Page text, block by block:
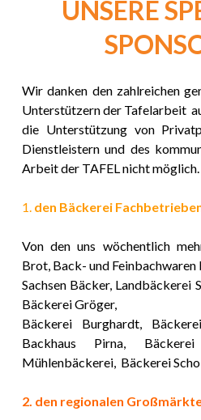
UNSERE
Wir danken den zahlreichen
Unterstützern der Tafelarbeit
die Unterstützung von
Dienstleistern und des
Arbeit der TAFEL nicht möglich.
1. den Bäckerei
Von den uns wöchentlich
Brot, Back- und
Sachsen Bäcker, Landbäckerei
Bäckerei Gröger,
Bäckerei Burghardt,
Backhaus Pirna,
Mühlenbäckerei, Bäckerei
2. den regionalen